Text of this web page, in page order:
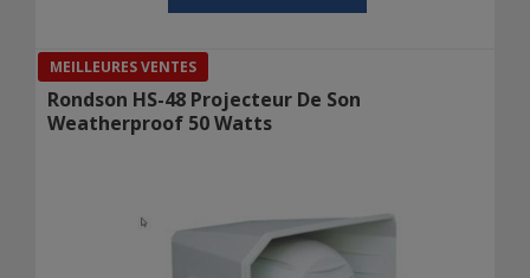
MEILLEURES VENTES
Rondson HS-48 Projecteur De Son
Weatherproof 50 Watts